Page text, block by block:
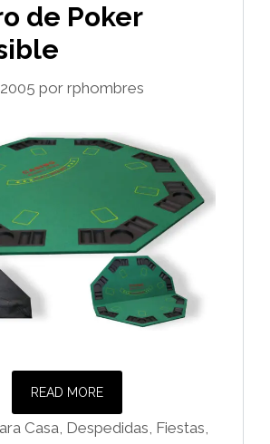
de Poker
por rphombres
READ MORE
Casa Despedidas, Fiestas,